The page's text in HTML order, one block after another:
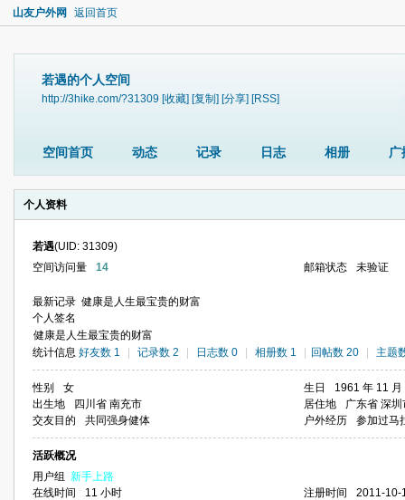
山友户外网 返回首页
若遇的个人空间
http://3hike.com/?31309 [收藏] [复制] [分享] [RSS]
空间首页 动态 记录 日志 相册 广
个人资料
若遇(UID: 31309)
空间访问量
14 邮箱状态 未验证
最新记录 健康是人生最宝贵的财富
个人签名
健康是人生最宝贵的财富
统计信息 好友数 1 记录数 2 日志数 0 相册数 1 回帖数 20 主题
性别 女 生日
1961 年 11 月
出生地
四川省 南充市 居住地
广东省 深
交友目的
共同强身健体 户外经历 参加过马
活跃概况
用户组 新手上路
在线时间
11 小时 注册时间
2011-10-